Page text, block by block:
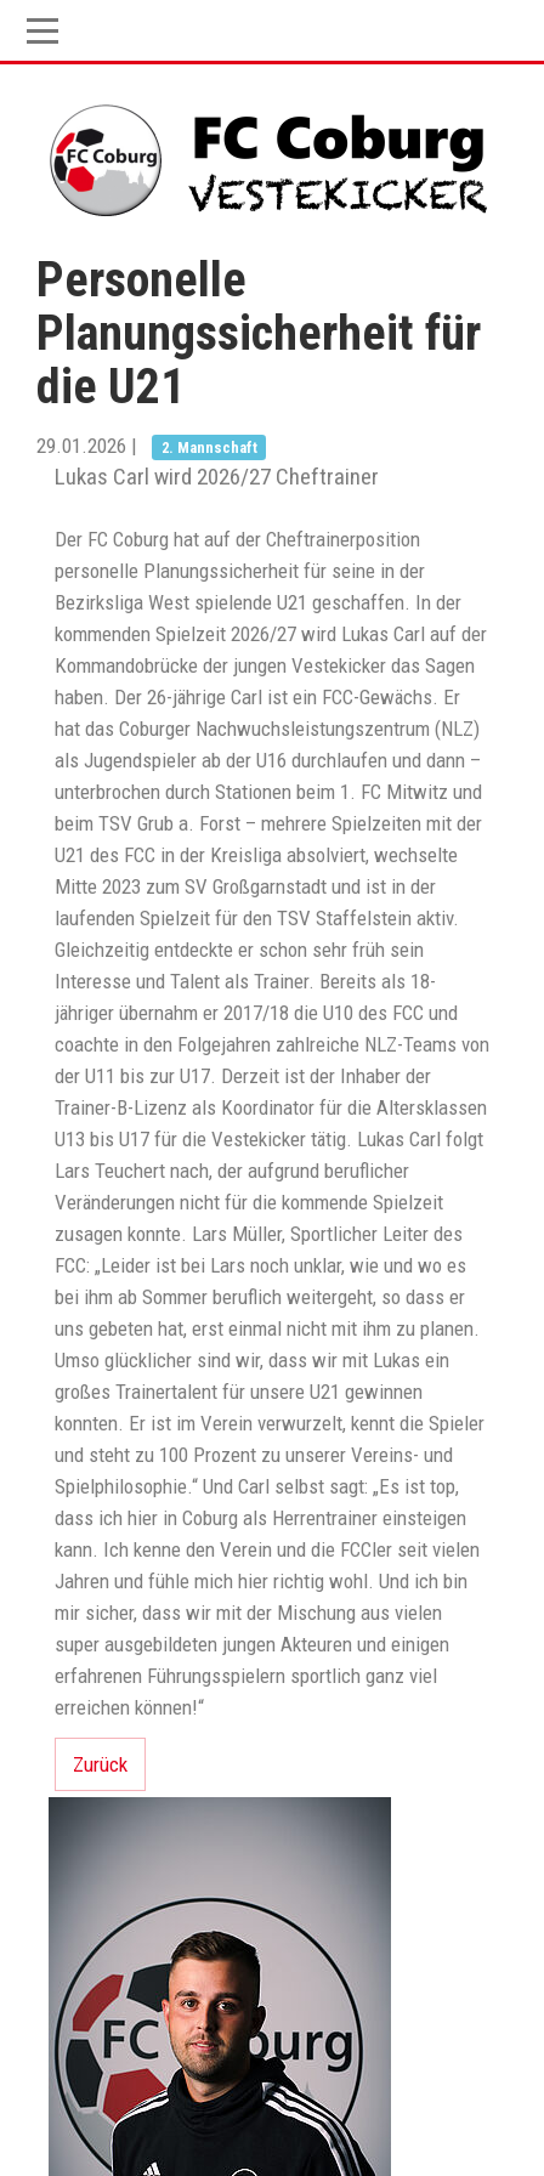
Personelle
Planungssicherheit für
die U21
29.01.2026 | 2. Mannschaft
Lukas Carl wird 2026/27 Cheftrainer
Der FC Coburg hat auf der Cheftrainerposition
personelle Planungssicherheit für seine in der
Bezirksliga West spielende U21 geschaffen. In der
kommenden Spielzeit 2026/27 wird Lukas Carl auf der
Kommandobrücke der jungen Vestekicker das Sagen
haben. Der 26-jährige Carl ist ein FCC-Gewächs. Er
hat das Coburger Nachwuchsleistungszentrum (NLZ)
als Jugendspieler ab der U16 durchlaufen und dann –
unterbrochen durch Stationen beim 1. FC Mitwitz und
beim TSV Grub a. Forst – mehrere Spielzeiten mit der
U21 des FCC in der Kreisliga absolviert, wechselte
Mitte 2023 zum SV Großgarnstadt und ist in der
laufenden Spielzeit für den TSV Staffelstein aktiv.
Gleichzeitig entdeckte er schon sehr früh sein
Interesse und Talent als Trainer. Bereits als 18-
jähriger übernahm er 2017/18 die U10 des FCC und
coachte in den Folgejahren zahlreiche NLZ-Teams von
der U11 bis zur U17. Derzeit ist der Inhaber der
Trainer-B-Lizenz als Koordinator für die Altersklassen
U13 bis U17 für die Vestekicker tätig. Lukas Carl folgt
Lars Teuchert nach, der aufgrund beruflicher
Veränderungen nicht für die kommende Spielzeit
zusagen konnte. Lars Müller, Sportlicher Leiter des
FCC: „Leider ist bei Lars noch unklar, wie und wo es
bei ihm ab Sommer beruflich weitergeht, so dass er
uns gebeten hat, erst einmal nicht mit ihm zu planen.
Umso glücklicher sind wir, dass wir mit Lukas ein
großes Trainertalent für unsere U21 gewinnen
konnten. Er ist im Verein verwurzelt, kennt die Spieler
und steht zu 100 Prozent zu unserer Vereins- und
Spielphilosophie.“ Und Carl selbst sagt: „Es ist top,
dass ich hier in Coburg als Herrentrainer einsteigen
kann. Ich kenne den Verein und die FCCler seit vielen
Jahren und fühle mich hier richtig wohl. Und ich bin
mir sicher, dass wir mit der Mischung aus vielen
super ausgebildeten jungen Akteuren und einigen
erfahrenen Führungsspielern sportlich ganz viel
erreichen können!“
Zurück